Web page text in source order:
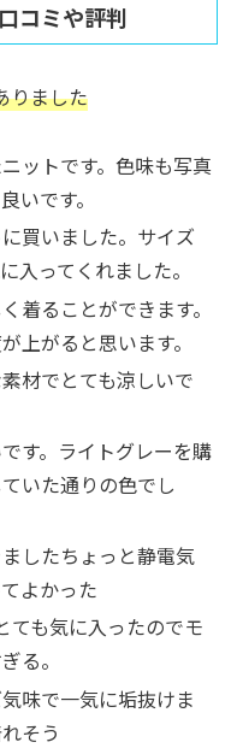
コミや評判
りました
ットです。色味も写真
いです。
買いました。サイズ
入ってくれました。
着ることができます。
上がると思います。
材でとても涼しいで
す。ライトグレーを購
いた通りの色でし
したちょっと静電気
よかった
も気に入ったのでモ
る。
味で一気に垢抜けま
そう